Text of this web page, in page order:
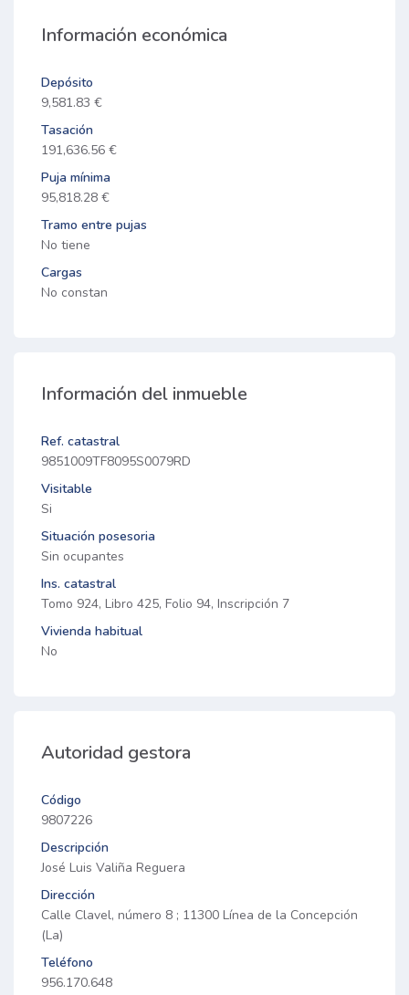
Información económica
Depósito
9,581.83 €
Tasación
191,636.56 €
Puja mínima
95,818.28 €
Tramo entre pujas
No tiene
Cargas
No constan
Información del inmueble
Ref. catastral
9851009TF8095S0079RD
Visitable
Si
Situación posesoria
Sin ocupantes
Ins. catastral
Tomo 924, Libro 425, Folio 94, Inscripción 7
Vivienda habitual
No
Autoridad gestora
Código
9807226
Descripción
José Luis Valiña Reguera
Dirección
Calle Clavel, número 8 ; 11300 Línea de la Concepción
(La)
Teléfono
956.170.648